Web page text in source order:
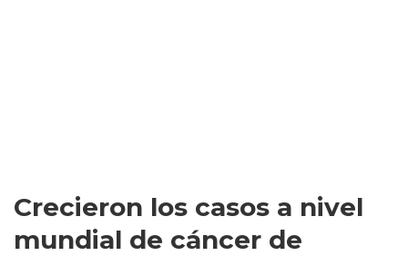
Crecieron los casos a nivel
mundial de cáncer de